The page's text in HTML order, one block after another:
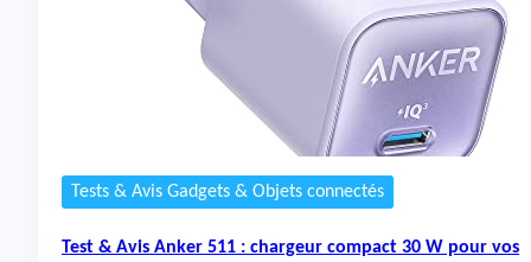
Tests & Avis Gadgets & Objets connectés
Test & Avis Anker 511 : chargeur compact 30 W pour vos